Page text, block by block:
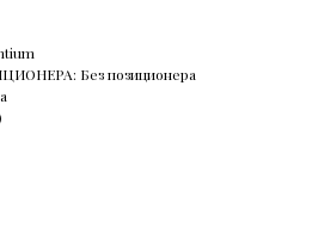
Без позиционера